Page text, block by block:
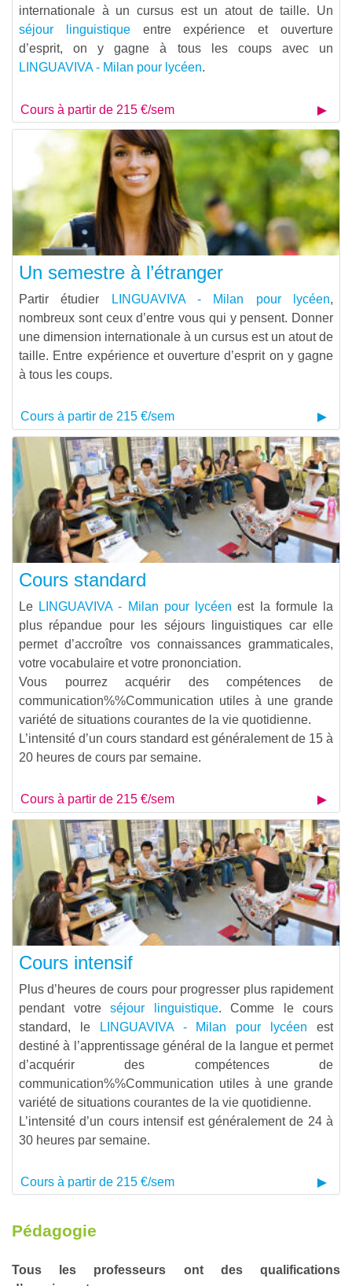
internationale à un cursus est un atout de taille. Un
séjour linguistiqueentre expérience et ouverture
d’esprit, on y gagne à tous les coups avec un
LINGUAVIVA - Milan pour lycéen.
Cours à partir de 215 €/sem
Un semestre à l’étranger
Partir étudier LINGUAVIVA - Milan pour lycéen,
nombreux sont ceux d’entre vous qui y pensent. Donner
une dimension internationale à un cursus est un atout de
taille. Entre expérience et ouverture d’esprit on y gagne
à tous les coups.
Cours à partir de 215 €/sem
Cours standard
Le LINGUAVIVA - Milan pour lycéen est la formule la
plus répandue pour les séjours linguistiques car elle
permet d’accroître vos connaissances grammaticales,
votre vocabulaire et votre prononciation.
Vous pourrez acquérir des compétences de
communication%%Communication utiles à une grande
variété de situations courantes de la vie quotidienne.
L’intensité d’un cours standard est généralement de 15 à
20 heures de cours par semaine.
Cours à partir de 215 €/sem
Cours intensif
Plus d’heures de cours pour progresser plus rapidement
pendant votre séjour linguistique. Comme le cours
standard, le
LINGUAVIVA - Milan pour lycéen est
destiné à l’apprentissage général de la langue et permet
d’acquérir des compétences de
communication%%Communication utiles à une grande
variété de situations courantes de la vie quotidienne.
L’intensité d’un cours intensif est généralement de 24 à
30 heures par semaine.
Cours à partir de 215 €/sem
Pédagogie
Tous les professeurs ont des qualifications